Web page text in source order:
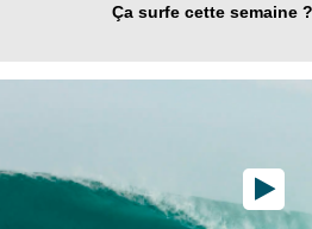
Ça surfe cette semaine